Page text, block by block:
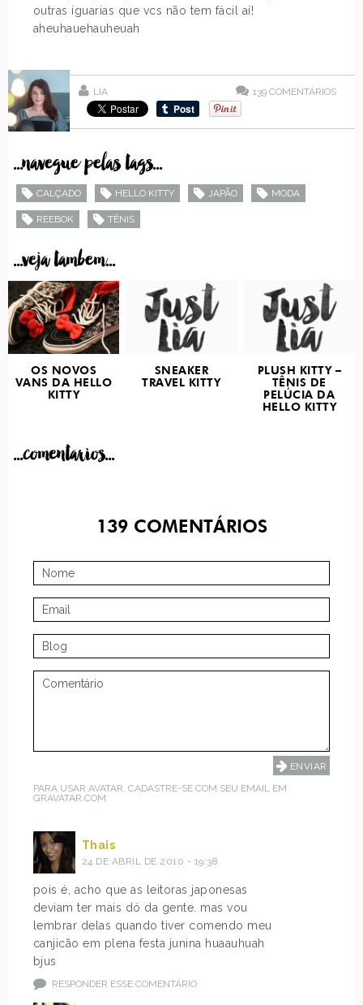
outras iguarias que vcs não tem fácil aí!
aheuhauehauheuah
LIA 139 COMENTÁRIOS
...navegue pelas tags...
CALÇADO HELLO KITTY JAPÃO MODA
REEBOK TÊNIS
...veja tambem...
OS NOVOS
VANS DA HELLO
KITTY
SNEAKER
TRAVEL KITTY
PLUSH KITTY –
TÊNIS DE
PELÚCIA DA
HELLO KITTY
...comentarios...
139COMENTÁRIOS
PARA USAR AVATAR, CADASTRE-SE COM SEU EMAIL EM
GRAVATAR.COM
Thais
24 DE ABRIL DE 2010 - 19:38
pois é, acho que as leitoras japonesas
deviam ter mais dó da gente. mas vou
lembrar delas quando tiver comendo meu
canjicão em plena festa junina huaauhuah
bjus
RESPONDER ESSE COMENTÁRIO